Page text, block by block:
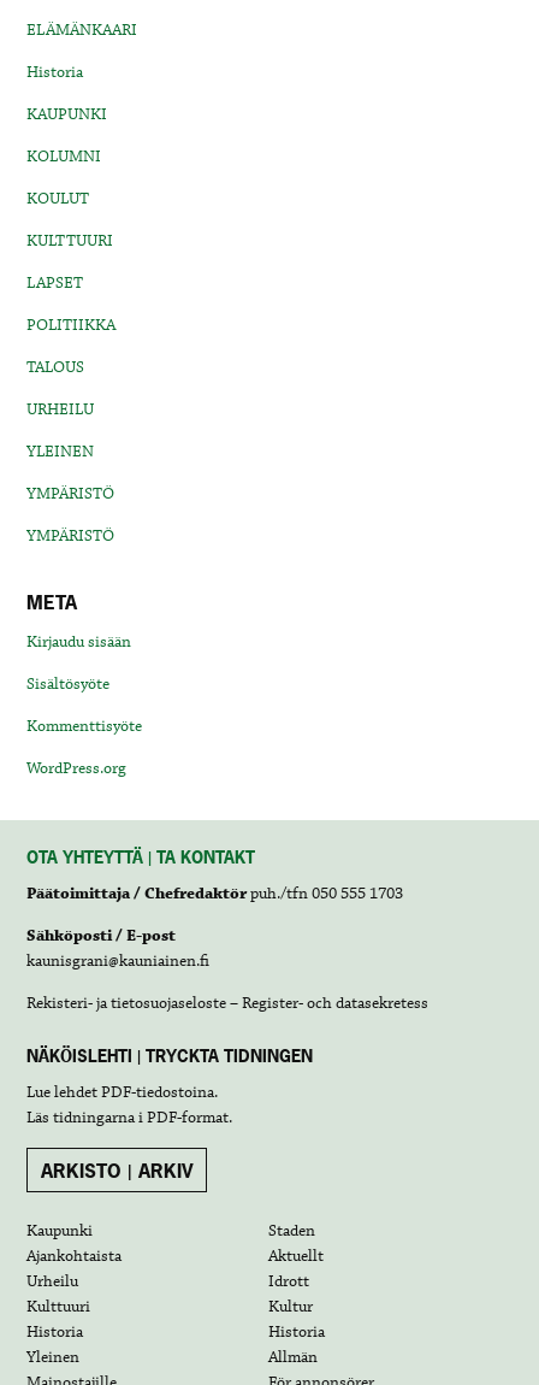
ELÄMÄNKAARI
Historia
KAUPUNKI
KOLUMNI
KOULUT
KULTTUURI
LAPSET
POLITIIKKA
TALOUS
URHEILU
YLEINEN
YMPÄRISTÖ
YMPÄRISTÖ
META
Kirjaudu sisään
Sisältösyöte
Kommenttisyöte
WordPress.org
OTA YHTEYTTÄ | TA KONTAKT
Päätoimittaja / Chefredaktörpuh./tfn 050 555 1703
Sähköposti / E-post
kaunisgrani@kauniainen.fi
Rekisteri- ja tietosuojaseloste – Register- och datasekretess
NÄKÖISLEHTI | TRYCKTA TIDNINGEN
Lue lehdetPDF-tiedostoina.
Läs tidningarna iPDF-format.
ARKISTO | ARKIV
Kaupunki
Staden
Ajankohtaista
Aktuellt
Urheilu
Idrott
Kulttuuri
Kultur
Historia
Historia
Yleinen
Allmän